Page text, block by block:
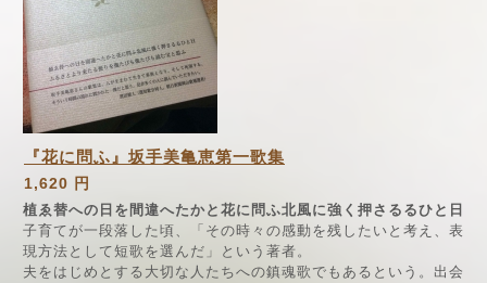
『花に問ふ』坂手美亀恵第一歌集
1,620 円
植ゑ替への日を間違へたかと花に問ふ北風に強く押さるるひと日
子育てが一段落した頃、「その時々の感動を残したいと考え、表
現方法として短歌を選んだ」という著者。
夫をはじめとする大切な人たちへの鎮魂歌でもあるという。出会